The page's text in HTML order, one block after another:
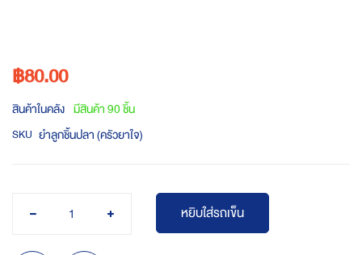
gallery
฿80.00
สินค้าในคลัง มีสินค้า 90 ชิ้น
SKU ยำลูกชิ้นปลา (ครัวยาใจ)
หยิบใส่รถเข็น